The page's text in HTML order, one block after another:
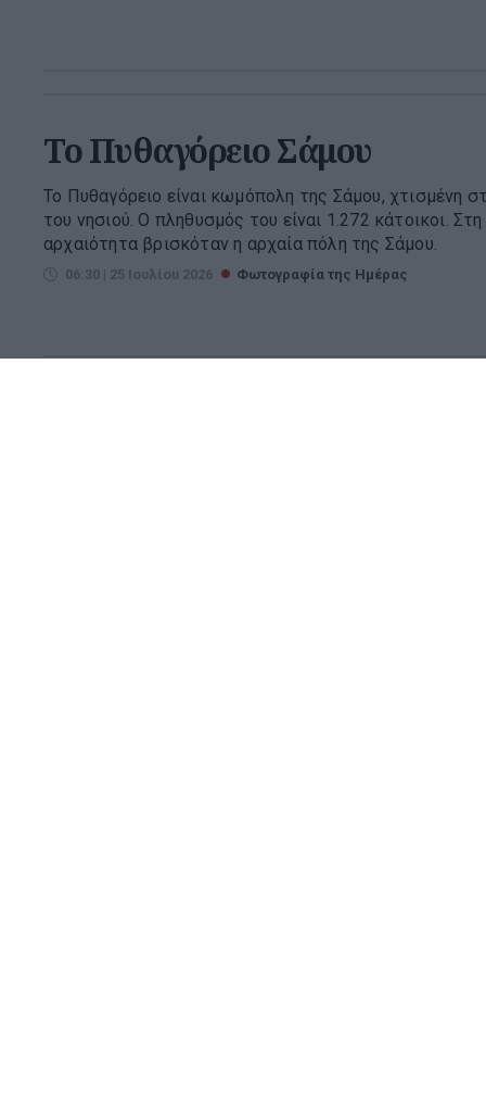
To Πυθαγόρειο Σάμου
Το Πυθαγόρειο είναι κωμόπολη της Σάμου, χτισμένη
του νησιού. Ο πληθυσμός του είναι 1.272 κάτοικοι.
αρχαιότητα βρισκόταν η αρχαία πόλη της Σάμου.
06:30 | 25 Ιουλίου 2026 Φωτογραφία της Ημέρας